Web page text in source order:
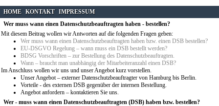
HOME KONTAKT IMPRESSUM
Wer muss wann einen Datenschutzbeauftragten haben - bestellen?
Mit diesem Beitrag wollen wir Antworten auf die folgenden Fragen geben:
Wer muss wann einen Datenschutzbeauftragten haben bzw. einen DSB bestellen?
EU-DSGVO Regelung – wann muss ein DSB bestellt werden?
BDSG Vorschriften – zur Bestellung des Datenschutzbeauftragten.
Wann – braucht man unabhängig der Mitarbeiteranzahl einen DSB?
Im Anschluss wollen wir uns und unser Angebot kurz vorstellen.
Unser Angebot – externer Datenschutzbeauftragter von Hamburg bis Berlin.
Vorteile - des externen DSB gegenüber der internen Bestellung.
Angebot anfordern – kontaktieren Sie uns.
Wer - muss wann einen Datenschutzbeauftragten (DSB) haben bzw. bestellen?